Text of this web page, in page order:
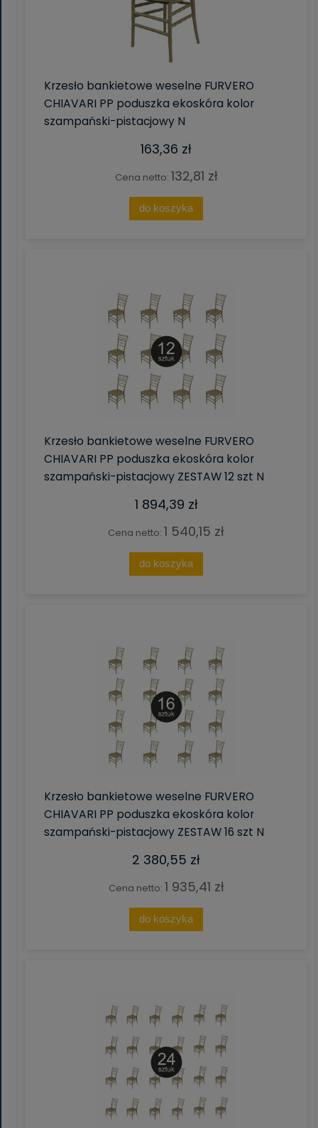
Krzesło bankietowe weselne FURVERO
CHIAVARI PP poduszka ekoskóra kolor
szampański-pistacjowy N
163,36 zł
Cena netto: 132,81 zł
do koszyka
Krzesło bankietowe weselne FURVERO
CHIAVARI PP poduszka ekoskóra kolor
szampański-pistacjowy ZESTAW 12 szt N
1 894,39 zł
Cena netto: 1 540,15 zł
do koszyka
Krzesło bankietowe weselne FURVERO
CHIAVARI PP poduszka ekoskóra kolor
szampański-pistacjowy ZESTAW 16 szt N
2 380,55 zł
Cena netto: 1 935,41 zł
do koszyka